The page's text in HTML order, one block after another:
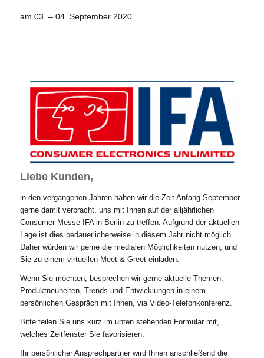
am 03. – 04. September 2020
Liebe Kunden,
in den vergangenen Jahren haben wir die Zeit Anfang September
gerne damit verbracht, uns mit Ihnen auf der alljährlichen
Consumer Messe IFA in Berlin zu treffen. Aufgrund der aktuellen
Lage ist dies bedauerlicherweise in diesem Jahr nicht möglich.
Daher würden wir gerne die medialen Möglichkeiten nutzen, und
Sie zu einem virtuellen Meet & Greet einladen.
Wenn Sie möchten, besprechen wir gerne aktuelle Themen,
Produktneuheiten, Trends und Entwicklungen in einem
persönlichen Gespräch mit Ihnen, via Video-Telefonkonferenz.
Bitte teilen Sie uns kurz im unten stehenden Formular mit,
welches Zeitfenster Sie favorisieren.
Ihr persönlicher Ansprechpartner wird Ihnen anschließend die